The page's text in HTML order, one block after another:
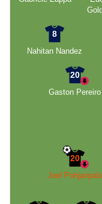
8
Nahitan Nandez
20
Gaston Pereiro
20
Joel Pohjanpalo